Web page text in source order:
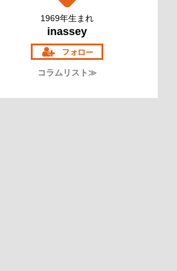
1969年生まれ
inassey
コラムリスト≫